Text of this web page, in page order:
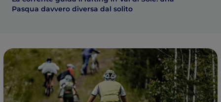
Pasqua davvero diversa dal solito